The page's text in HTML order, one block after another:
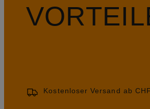
Kostenloser Versand ab